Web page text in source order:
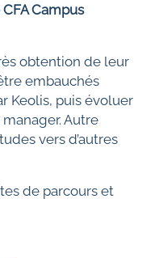
Campus
obtention de leur
embauchés
Keolis, puis évoluer
Autre
vers d’autres
de parcours et